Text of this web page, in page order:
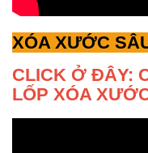
XÓA XƯỚC
CLICK Ở ĐÂY:
LỐP XÓA